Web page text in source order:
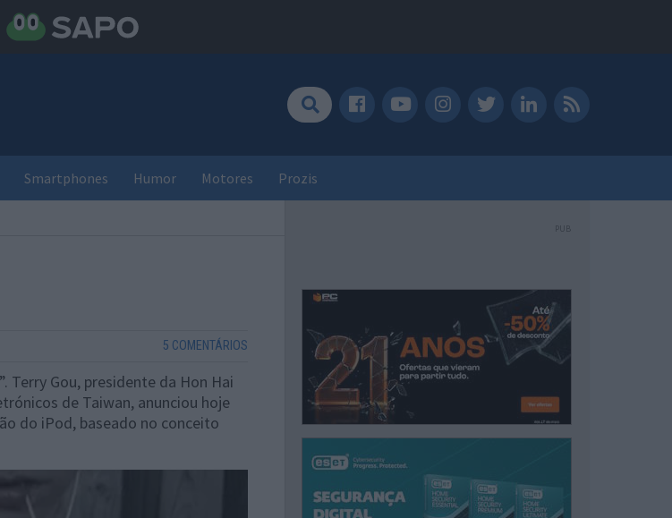
Smartphones Humor Motores Prozis
5 COMENTÁRIOS
Terry Gou, presidente da Hon Hai
de Taiwan, anunciou hoje
do iPod, baseado no conceito
PUB